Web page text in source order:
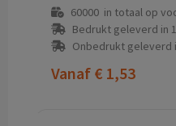
60000in totaal op
Bedrukt geleverd in
Onbedrukt geleverd
Vanaf € 1,53